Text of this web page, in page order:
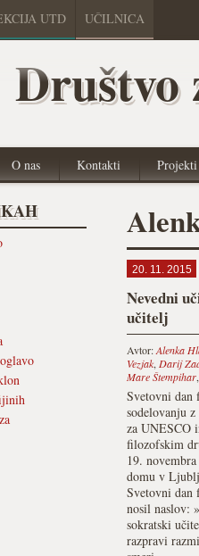
UTD UČILNICA
Društvo
O nas Kontakti Projekti
20. 11. 2015
Nevedni
učitelj
Avtor:Alenka
Vezjak, Darij
Mare Štempihar,
Svetovni
sodelovanju
za UNESCO
filozofskim
19.
domu v
Svetovni
nosil naslov:
sokratski
razpravi